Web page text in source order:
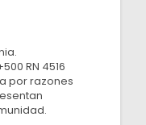
RN 4516
por razones